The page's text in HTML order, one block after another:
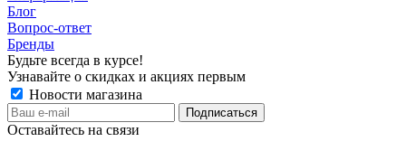
Блог
Вопрос-ответ
Бренды
Будьте всегда в курсе!
Узнавайте о скидках и акциях первым
Новости магазина
Оставайтесь на связи